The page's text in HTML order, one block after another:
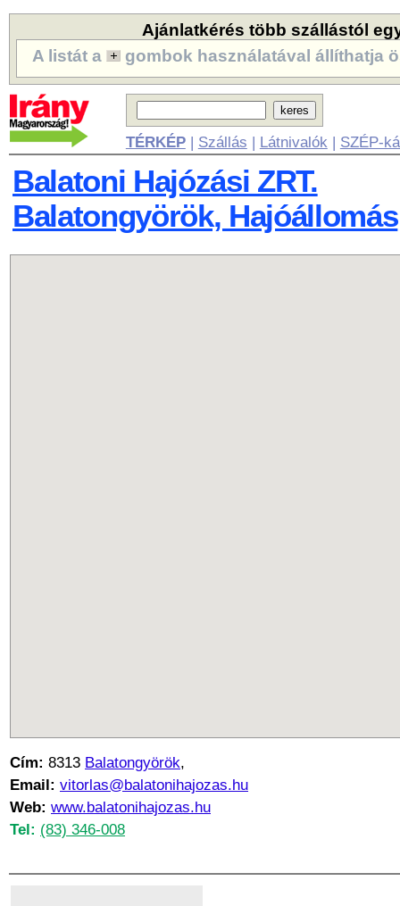
Ajánlatkérés több szállástól
A listát a
gombok használatával állíthatja
TÉRKÉP| Szállás | Látnivalók | SZÉP-
Balatoni Hajózási ZRT.
Balatongyörök, Hajóállomás
Cím: 8313 Balatongyörök,
Email: vitorlas@balatonihajozas.hu
Web: www.balatonihajozas.hu
Tel: (83) 346-008